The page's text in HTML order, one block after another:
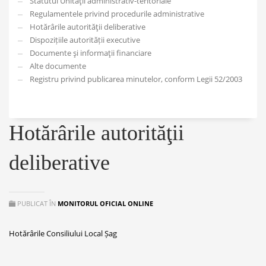
Regulamentele privind procedurile administrative
Hotărârile autorităţii deliberative
Dispozițiile autorității executive
Documente şi informaţii financiare
Alte documente
Registru privind publicarea minutelor, conform Legii 52/2003
Hotărârile autorităţii
deliberative
PUBLICAT ÎN MONITORUL OFICIAL ONLINE
Hotărârile Consiliului Local Șag